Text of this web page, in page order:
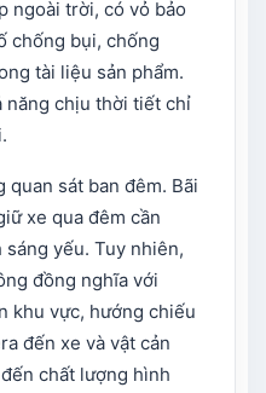
ngoài trời, có vỏ bảo
chống bụi, chống
tài liệu sản phẩm.
năng chịu thời tiết chỉ
quan sát ban đêm. Bãi
xe qua đêm cần
yếu. Tuy nhiên,
đồng nghĩa với
khu vực, hướng chiếu
đến xe và vật cản
chất lượng hình